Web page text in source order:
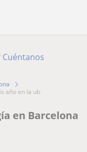
Cuéntanos
año en la ub
en Barcelona